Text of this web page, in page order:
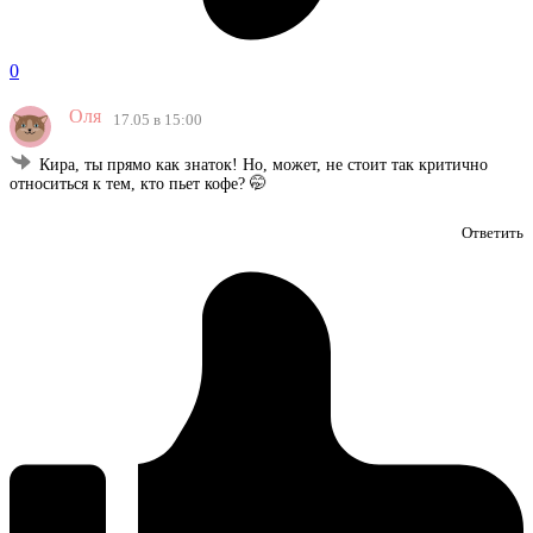
0
Оля 17.05 в 15:00
Кира, ты прямо как знаток! Но, может, не стоит так критично
относиться к тем, кто пьет кофе? 🤭
Ответить